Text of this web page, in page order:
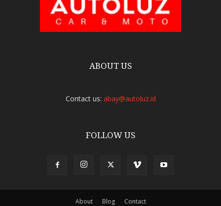
ABOUT US
Contact us: abay@autoluz.id
FOLLOW US
About Blog Contact